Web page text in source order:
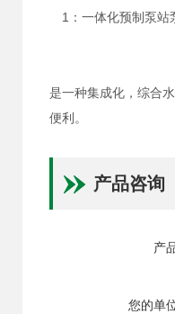
1：一体化预制泵站
是一种集成化，综合
便利。
产品咨询
产
您的单